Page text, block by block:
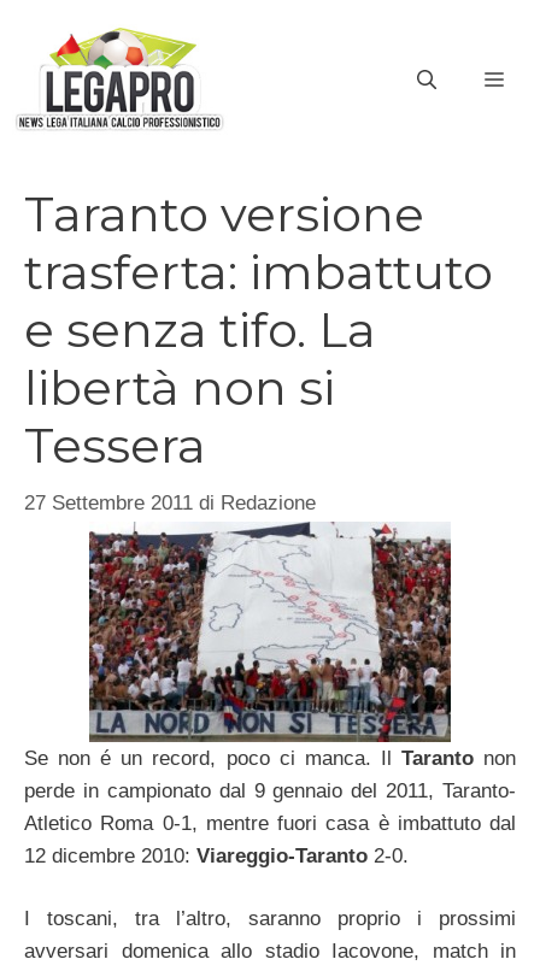
contenuto
Taranto versione
trasferta: imbattuto
e senza tifo. La
libertà non si
Tessera
27 Settembre 2011 di Redazione
Se non é un record, poco ci manca. Il Tarantonon
perde in campionato dal 9 gennaio del 2011, Taranto-
Atletico Roma 0-1, mentre fuori casa è imbattuto dal
12 dicembre 2010: Viareggio-Taranto 2-0.
I toscani, tra l’altro, saranno proprio i prossimi
avversari domenica allo stadio Iacovone, match in